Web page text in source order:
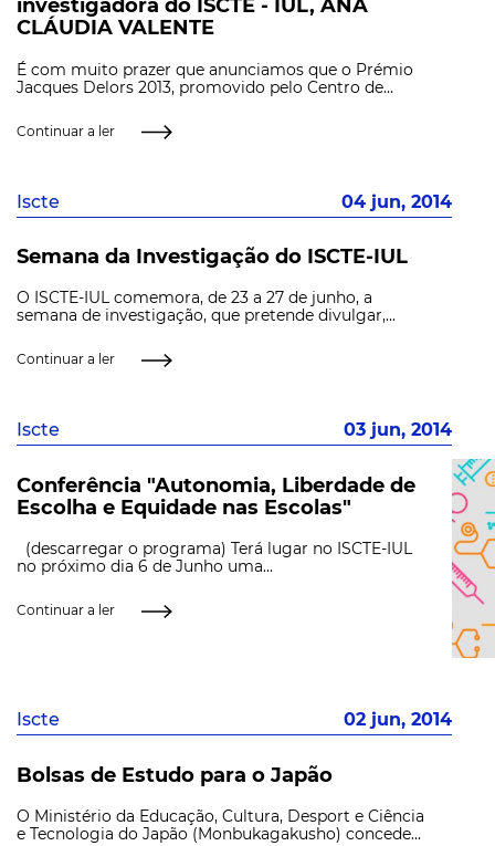
investigadora do ISCTE - IUL, ANA
CLÁUDIA VALENTE
É com muito prazer que anunciamos que o Prémio
Jacques Delors 2013, promovido pelo Centro de...
Continuar a ler
Iscte 04 jun, 2014
Semana da Investigação do ISCTE-IUL
O ISCTE-IUL comemora, de 23 a 27 de junho, a
semana de investigação, que pretende divulgar,...
Continuar a ler
Iscte 03 jun, 2014
Conferência "Autonomia, Liberdade de
Escolha e Equidade nas Escolas"
(descarregar o programa) Terá lugar no ISCTE-IUL
no próximo dia 6 de Junho uma...
Continuar a ler
Iscte 02 jun, 2014
Bolsas de Estudo para o Japão
O Ministério da Educação, Cultura, Desport e Ciência
e Tecnologia do Japão (Monbukagakusho) concede...